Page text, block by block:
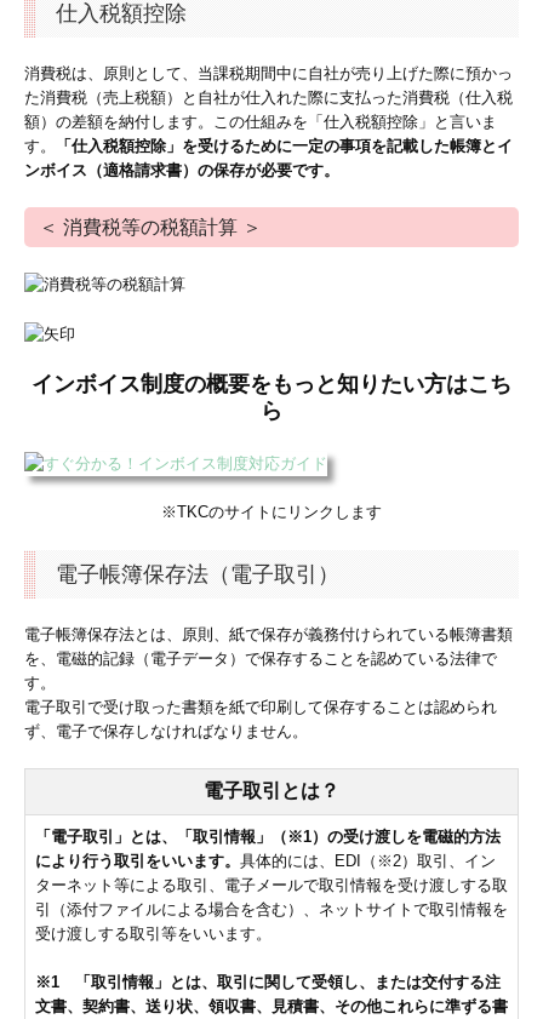
仕入税額控除
消費税は、原則として、当課税期間中に自社が売り上げた際に預かっ
た消費税（売上税額）と自社が仕入れた際に支払った消費税（仕入税
額）の差額を納付します。この仕組みを「仕入税額控除」と言いま
す。
「仕入税額控除」を受けるために一定の事項を記載した帳簿とイ
ンボイス（適格請求書）の保存が必要です。
＜ 消費税等の税額計算 ＞
インボイス制度の概要をもっと知りたい方はこち
ら
※TKCのサイトにリンクします
電子帳簿保存法（電子取引）
電子帳簿保存法とは、原則、紙で保存が義務付けられている帳簿書類
を、電磁的記録（電子データ）で保存することを認めている法律で
す。
電子取引で受け取った書類を紙で印刷して保存することは認められ
ず、電子で保存しなければなりません。
電子取引とは？
「電子取引」とは、「取引情報」（※1）の受け渡しを電磁的方法
により行う取引をいいます。 具体的には、EDI（※2）取引、イン
ターネット等による取引、電子メールで取引情報を受け渡しする取
引（添付ファイルによる場合を含む）、ネットサイトで取引情報を
受け渡しする取引等をいいます。
※1 「取引情報」とは、取引に関して受領し、または交付する注
文書、契約書、送り状、領収書、見積書、その他これらに準ずる書